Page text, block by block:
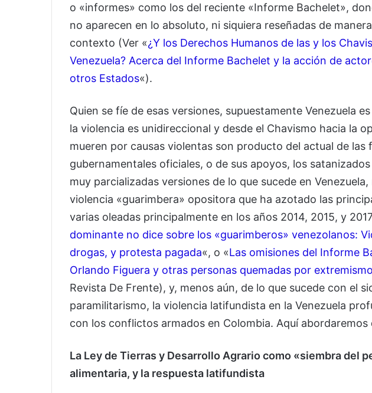
o «informes» como los del reciente «Informe Bachelet»,
no aparecen en lo absoluto, ni siquiera reseñadas de
contexto (Ver «¿Y los Derechos Humanos de las y los
Venezuela? Acerca del Informe Bachelet y la acción de
otros Estados«).
Quien se fíe de esas versiones, supuestamente Venezuela
la violencia es unidireccional y desde el Chavismo hacia la
mueren por causas violentas son producto del actual de las
gubernamentales oficiales, o de sus apoyos, los
muy parcializadas versiones de lo que sucede en
violencia «guarimbera» opositora que ha azotado las
varias oleadas principalmente en los años 2014, 2015, y
dominante no dice sobre los «guarimberos» venezolanos:
drogas, y protesta pagada«, o «Las omisiones del Informe
Orlando Figuera y otras personas quemadas por
Revista De Frente), y, menos aún, de lo que sucede con el
paramilitarismo, la violencia latifundista en la Venezuela
con los conflictos armados en Colombia. Aquí abordaremos
La Ley de Tierras y Desarrollo Agrario como «siembra del
alimentaria, y la respuesta latifundista